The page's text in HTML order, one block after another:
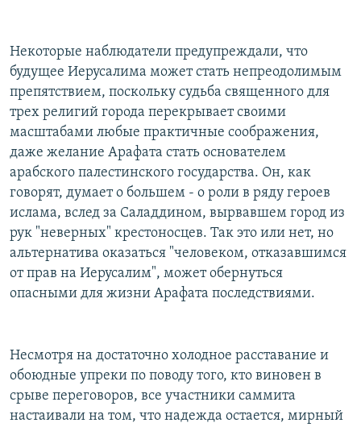
Некоторые наблюдатели предупреждали, что
будущее Иерусалима может стать непреодолимым
препятствием, поскольку судьба священного для
трех религий города перекрывает своими
масштабами любые практичные соображения,
даже желание Арафата стать основателем
арабского палестинского государства. Он, как
говорят, думает о большем - о роли в ряду героев
ислама, вслед за Саладдином, вырвавшем город из
рук "неверных" крестоносцев. Так это или нет, но
альтернатива оказаться "человеком, отказавшимся
от прав на Иерусалим", может обернуться
опасными для жизни Арафата последствиями.
Несмотря на достаточно холодное расставание и
обоюдные упреки по поводу того, кто виновен в
срыве переговоров, все участники саммита
настаивали на том, что надежда остается, мирный